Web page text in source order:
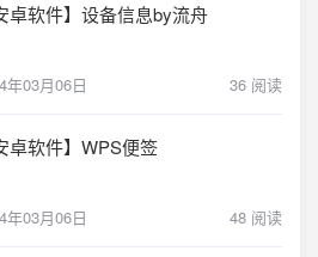
卓软件】设备信息by流舟
年03月06日 36 阅读
卓软件】WPS便签
年03月06日 48 阅读